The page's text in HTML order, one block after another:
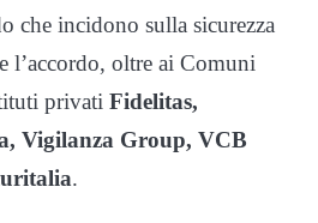
che incidono sulla sicurezza
l’accordo, oltre ai Comuni
privati Fidelitas,
Vigilanza Group, VCB
.